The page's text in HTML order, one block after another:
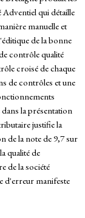
qui détaille
manuelle et
de la bonne
contrôle qualité
croisé de chaque
de contrôles et une
la présentation
justifie la
de la note de 9,7 sur
qualité de
de la société
d'erreur manifeste